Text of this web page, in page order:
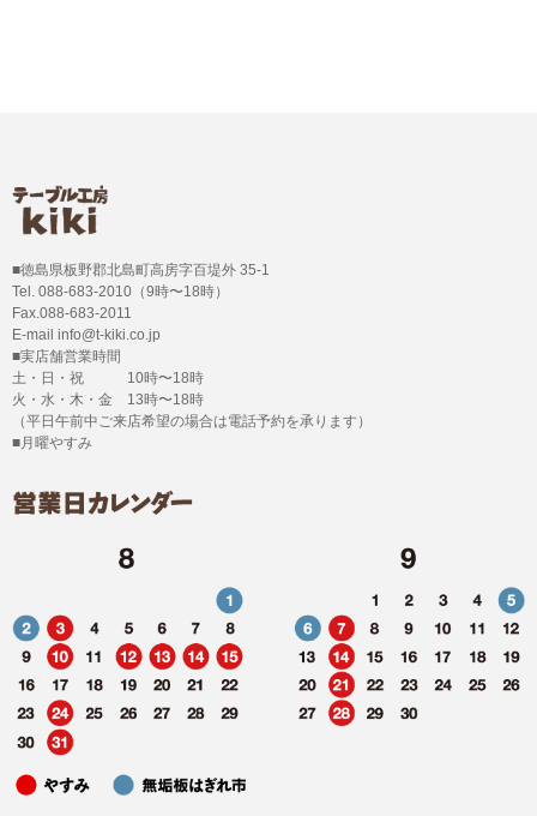
■徳島県板野郡北島町高房字百堤外 35-1
Tel. 088-683-2010（9時〜18時）
Fax.088-683-2011
E-mail info@t-kiki.co.jp
■実店舗営業時間
土・日・祝 10時〜18時
火・水・木・金 13時〜18時
（平日午前中ご来店希望の場合は電話予約を承ります）
■月曜やすみ